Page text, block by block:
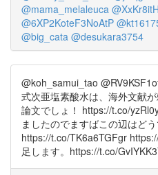
@mama_melaleuca
@6XP2KoteF3NoAtP
@big_cata @desukara3754
@koh_samui_tao
式次亜塩素酸水は、海外文献
論文でしょ！ https://t.co/
ましたのでますばこの辺はどう
https://t.co/TK6a6TGFgr
足します。https://t.co/